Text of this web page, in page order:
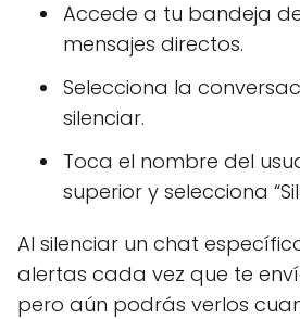
Accede a tu bandeja
mensajes directos.
Selecciona la
silenciar.
Toca el nombre del
superior y selecciona
Al silenciar un chat
alertas cada vez que te
pero aún podrás verlos